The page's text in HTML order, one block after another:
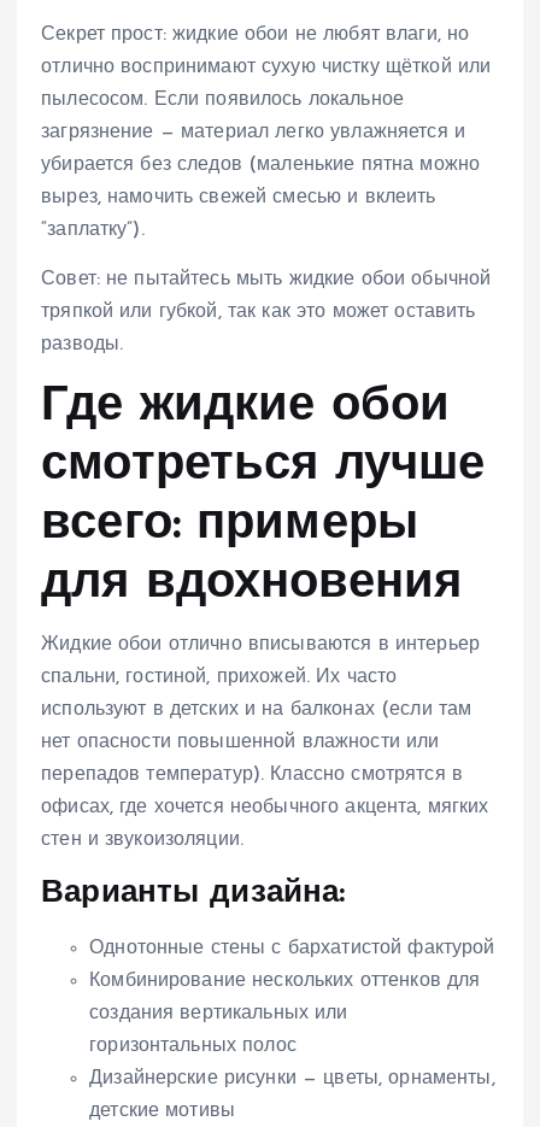
Секрет прост: жидкие обои не любят влаги, но
отлично воспринимают сухую чистку щёткой или
пылесосом. Если появилось локальное
загрязнение — материал легко увлажняется и
убирается без следов (маленькие пятна можно
вырез, намочить свежей смесью и вклеить
“заплатку”).
Совет: не пытайтесь мыть жидкие обои обычной
тряпкой или губкой, так как это может оставить
разводы.
Где жидкие обои
смотреться лучше
всего: примеры
для вдохновения
Жидкие обои отлично вписываются в интерьер
спальни, гостиной, прихожей. Их часто
используют в детских и на балконах (если там
нет опасности повышенной влажности или
перепадов температур). Классно смотрятся в
офисах, где хочется необычного акцента, мягких
стен и звукоизоляции.
Варианты дизайна:
Однотонные стены с бархатистой фактурой
Комбинирование нескольких оттенков для
создания вертикальных или
горизонтальных полос
Дизайнерские рисунки — цветы, орнаменты,
детские мотивы